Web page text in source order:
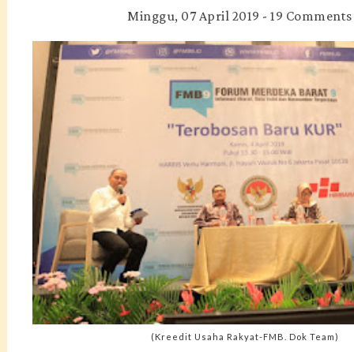
Minggu, 07 April 2019 -19 Comments
(Kreedit Usaha Rakyat-FMB. Dok Team)